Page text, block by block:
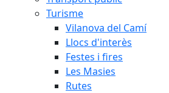
Turisme
Vilanova del Camí
Llocs d'interès
Festes i fires
Les Masies
Rutes